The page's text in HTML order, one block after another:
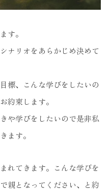
す。
ナリオをあらかじめ決めて
標、こんな学びをしたいの
約束します。
や学びをしたいので是非私
ます。
れてきます。こんな学びを
親となってください、と約